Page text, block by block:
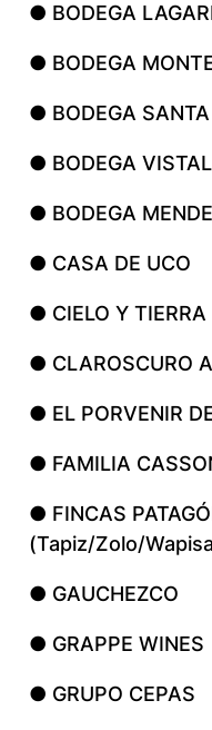
● BODEGA
● BODEGA
● BODEGA
● BODEGA
● BODEGA
● CASA DE UCO
● CIELO Y TIERRA
● CLAROSCURO
● EL PORVENIR
● FAMILIA
● FINCAS
(Tapiz/Zolo/
● GAUCHEZCO
● GRAPPE WINES
● GRUPO CEPAS